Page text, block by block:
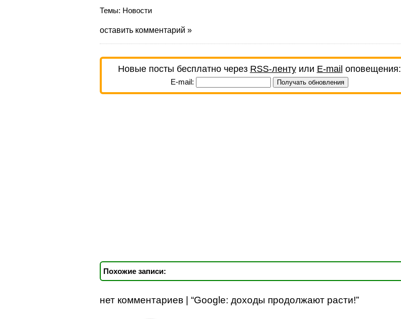
Темы: Новости
оставить комментарий »
Новые посты бесплатно через RSS-лентуили E-mail оповещения:
E-mail:
Похожие записи:
нет комментариев | “Google: доходы продолжают расти!”